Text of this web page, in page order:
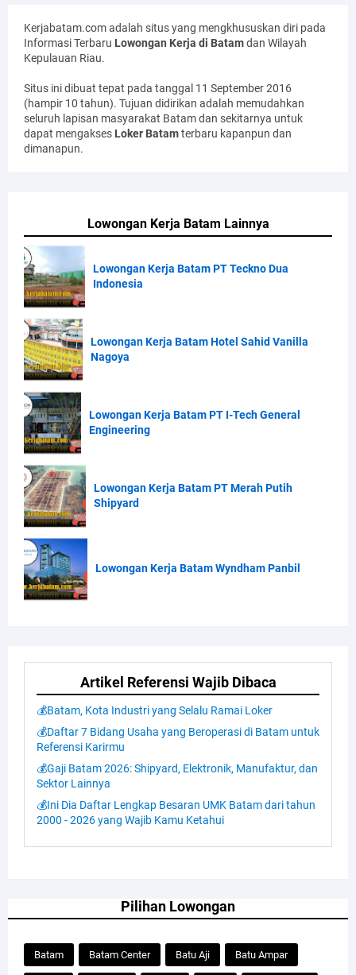
Kerjabatam.com adalah situs yang mengkhususkan diri pada
Informasi Terbaru Lowongan Kerja di Batamdan Wilayah
Kepulauan Riau.
Situs ini dibuat tepat pada tanggal 11 September 2016
(hampir 10 tahun). Tujuan didirikan adalah memudahkan
seluruh lapisan masyarakat Batam dan sekitarnya untuk
dapat mengakses Loker Batamterbaru kapanpun dan
dimanapun.
Lowongan Kerja Batam Lainnya
Lowongan Kerja Batam PT Teckno Dua
Indonesia
Lowongan Kerja Batam Hotel Sahid Vanilla
Nagoya
Lowongan Kerja Batam PT I-Tech General
Engineering
Lowongan Kerja Batam PT Merah Putih
Shipyard
Lowongan Kerja Batam Wyndham Panbil
Artikel Referensi Wajib Dibaca
💰Batam, Kota Industri yang Selalu Ramai Loker
💰Daftar 7 Bidang Usaha yang Beroperasi di Batam untuk
Referensi Karirmu
💰Gaji Batam 2026: Shipyard, Elektronik, Manufaktur, dan
Sektor Lainnya
💰Ini Dia Daftar Lengkap Besaran UMK Batam dari tahun
2000 - 2026 yang Wajib Kamu Ketahui
Pilihan Lowongan
Batam Batam Center Batu Aji Batu Ampar